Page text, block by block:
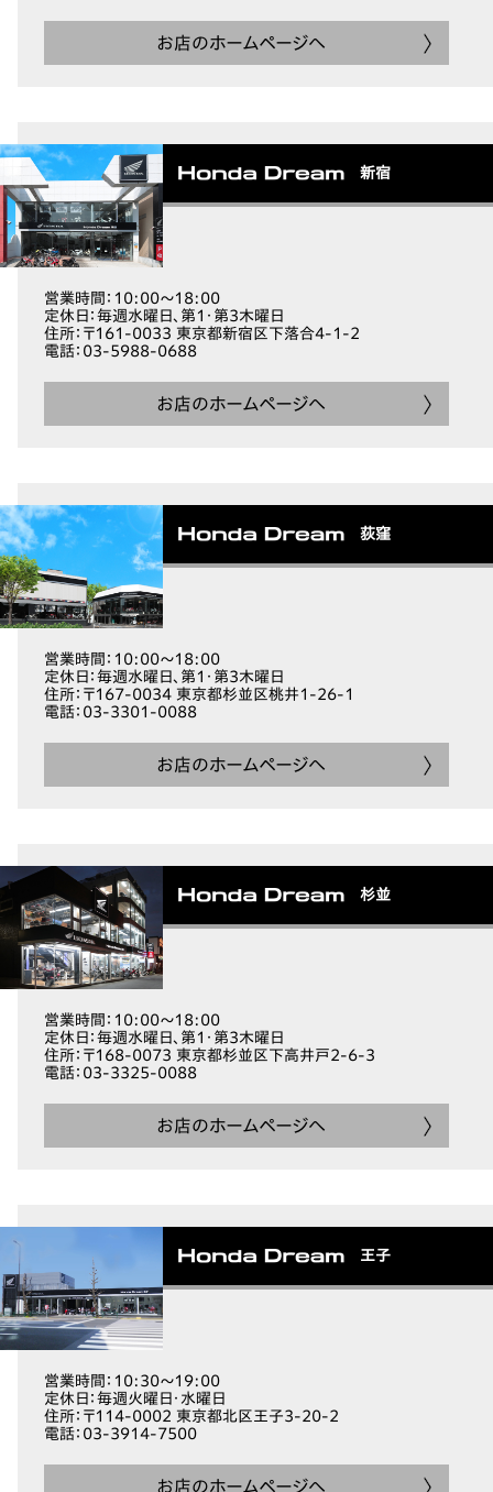
お店のホームページへ
新宿
営業時間 ：10:00～18:00
定休日 ：毎週水曜日、第1・第3木曜日
住所：〒161-0033 東京都新宿区下落合4-1-2
電話：03-5988-0688
お店のホームページへ
荻窪
営業時間 ：10:00～18:00
定休日 ：毎週水曜日、第1・第3木曜日
住所：〒167-0034 東京都杉並区桃井1-26-1
電話：03-3301-0088
お店のホームページへ
杉並
営業時間 ：10:00～18:00
定休日 ：毎週水曜日、第1・第3木曜日
住所：〒168-0073 東京都杉並区下高井戸2-6-3
電話：03-3325-0088
お店のホームページへ
王子
営業時間 ：10:30～19:00
定休日 ：毎週火曜日・水曜日
住所：〒114-0002 東京都北区王子3-20-2
電話：03-3914-7500
お店のホームページへ